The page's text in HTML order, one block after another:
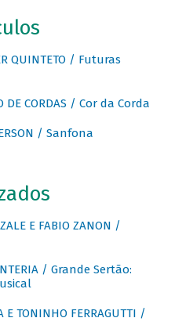
QUINTETO / Futuras
DE CORDAS / Cor da Corda
/ Sanfona
E FABIO ZANON /
/ Grande Sertão:
E TONINHO FERRAGUTTI /